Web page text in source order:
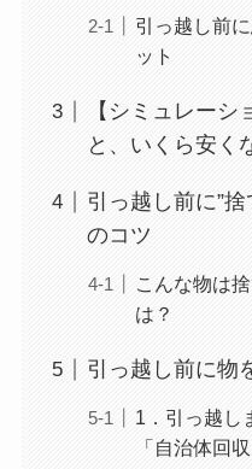
引っ越し前
ット
【シミュレーシ
と、いくら安く
引っ越し前に”捨
のコツ
こんな物は
は？
引っ越し前に物
1．引っ越し
「自治体回収